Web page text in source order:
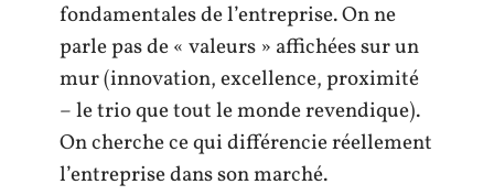
fondamentales de l’entreprise. On ne
parle pas de « valeurs » affichées sur un
mur (innovation, excellence, proximité
– le trio que tout le monde revendique).
On cherche ce qui différencie réellement
l’entreprise dans son marché.